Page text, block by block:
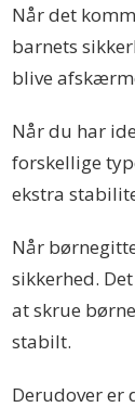
Når det
barnets
blive
Når du har
forskellige
ekstra
Når
sikkerhed.
at skrue
stabilt.
Derudover er